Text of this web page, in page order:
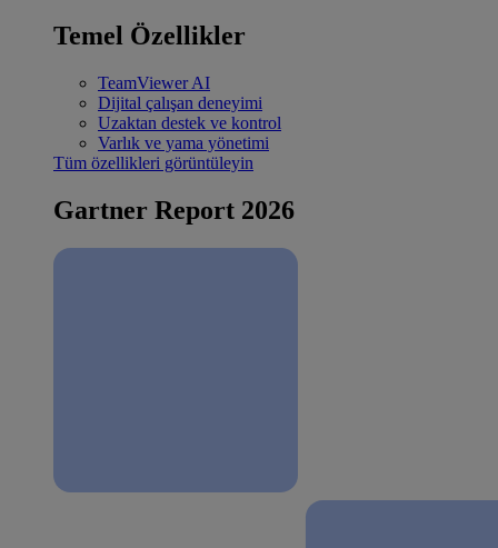
Temel Özellikler
TeamViewer AI
Dijital çalışan deneyimi
Uzaktan destek ve kontrol
Varlık ve yama yönetimi
Tüm özellikleri görüntüleyin
Gartner Report 2026